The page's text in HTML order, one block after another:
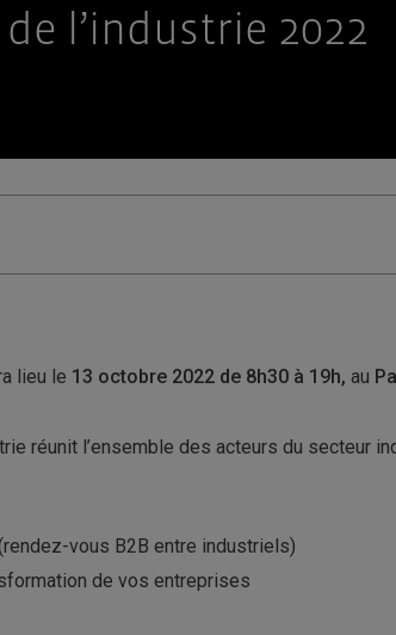
l’industrie 2022
lieu le 13 octobre 2022 de 8h30 à 19h, au
réunit l’ensemble des acteurs du secteur
vous B2B entre industriels)
de vos entreprises